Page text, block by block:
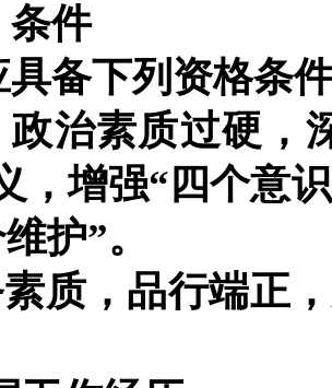
条件
备下列资格条
治素质过硬，
，增强“四个意
护”。
质，品行端正